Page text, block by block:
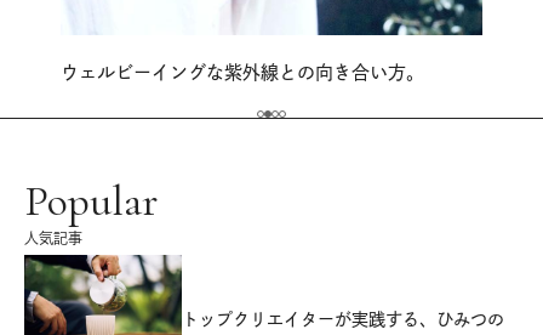
ウェルビーイングな紫外線との向き合い方。
Popular
人気記事
トップクリエイターが実践する、ひみつの